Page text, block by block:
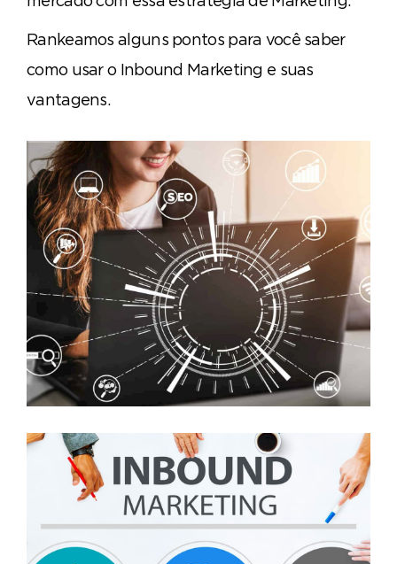
Rankeamos alguns pontos para você saber
como usar o Inbound Marketing e suas
vantagens.